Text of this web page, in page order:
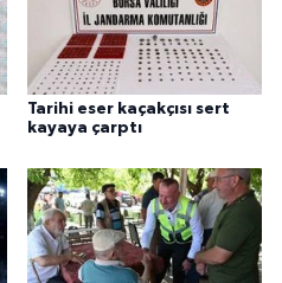
Tarihi eser kaçakçısı sert
kayaya çarptı